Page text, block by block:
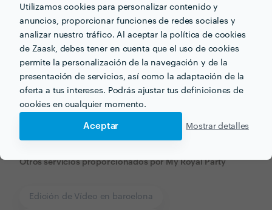
Utilizamos cookies para personalizar contenido y
anuncios, proporcionar funciones de redes sociales y
analizar nuestro tráfico. Al aceptar la política de cookies
de Zaask, debes tener en cuenta que el uso de cookies
permite la personalización de la navegación y de la
presentación de servicios, así como la adaptación de la
oferta a tus intereses. Podrás ajustar tus definiciones de
cookies en cualquier momento.
Aceptar Mostrar detalles
Recibe varias propuestas de profesionales como
My Royal Partyen pocas horas.
Otros servicios proporcionados por My Royal Party
Edición de Vídeo en barcelona